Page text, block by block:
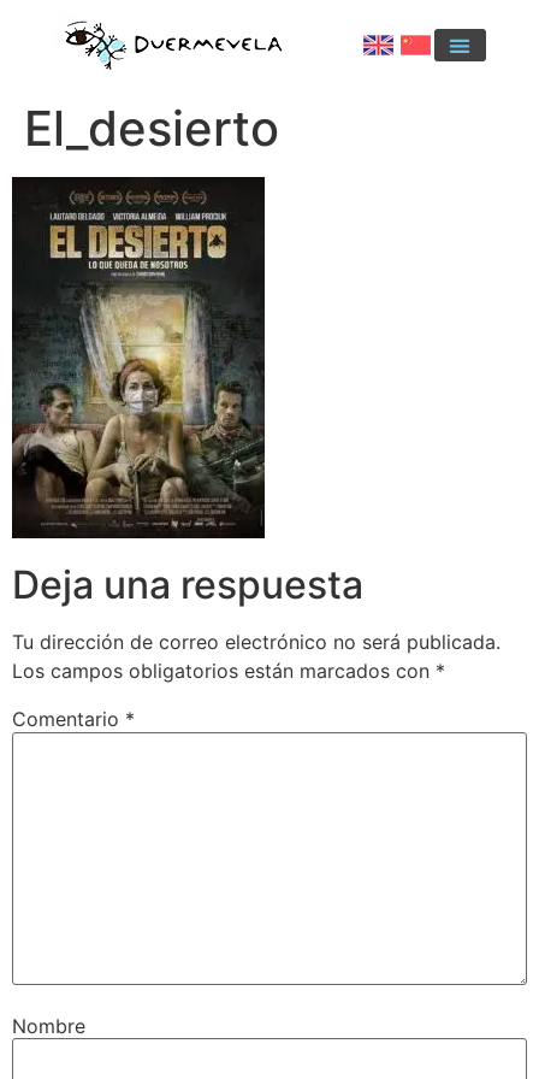
El_desierto
Deja una respuesta
Tu dirección de correo electrónico no será publicada.
Los campos obligatorios están marcados con *
Comentario *
Nombre